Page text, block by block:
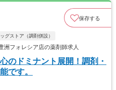
保存する
ッグストア（調剤併設）
フォレシア店の薬剤師求人
のドミナント展開！調剤・
です。